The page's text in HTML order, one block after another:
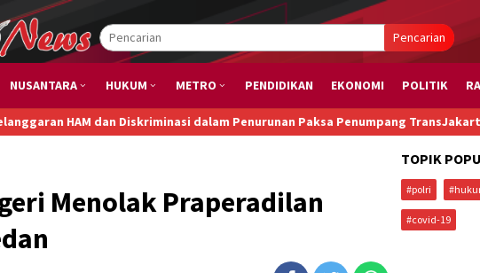
Pencarian
NUSANTARA HUKUM METRO PENDIDIKAN EKONOMI POLITIK
dan Diskriminasi dalam Penurunan Paksa Penumpang TransJakarta karena
Menolak Praperadilan
TOPIK
#polri
#covid-19